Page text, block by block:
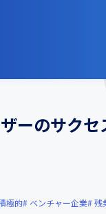
ーのサク
極的 ベンチャー企業 残